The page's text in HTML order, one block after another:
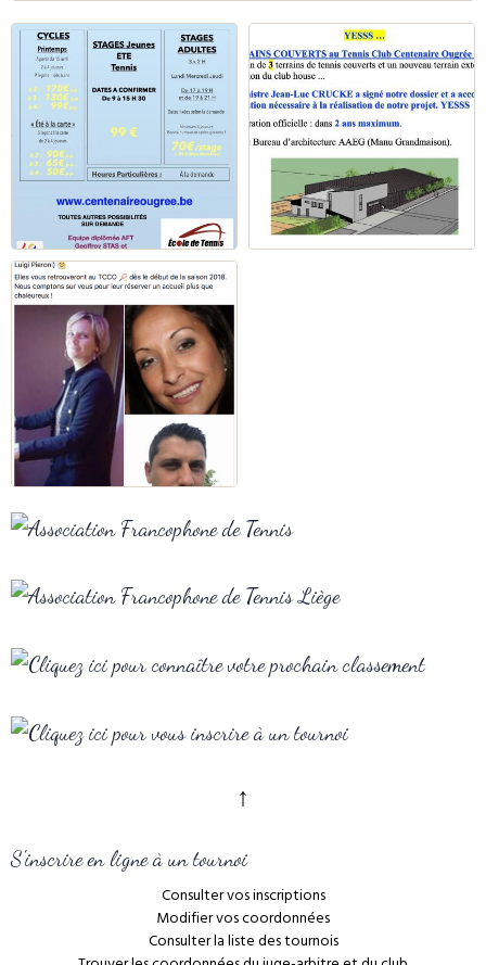
↑
S'inscrire en ligne à un tournoi
Consulter vos inscriptions
Modifier vos coordonnées
Consulter la liste des tournois